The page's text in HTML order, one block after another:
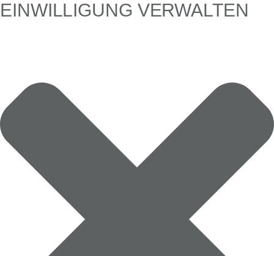
EINWILLIGUNG VERWALTEN